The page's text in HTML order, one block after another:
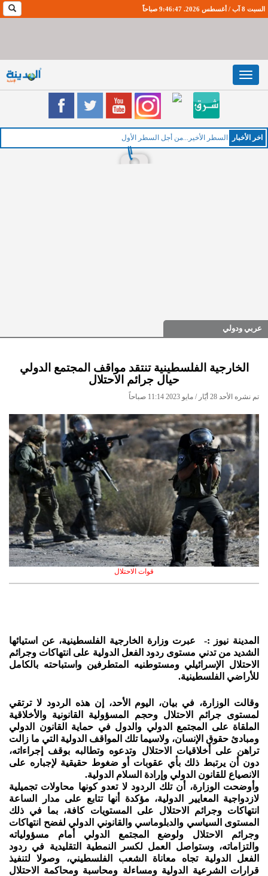
السبت 8 آب / أغسطس 2026. 9:46:48 صباحاً
Toggle
navigation
اخر اﻷخبار ال
عربي ودولي
الخارجية الفلسطينية تنتقد مواقف المجتمع الدولي
حيال جرائم الاحتلال
تم نشره الأحد 28 أيّار / مايو 2023 11:14 صباحاً
قوات الاحتلال
المدينة نيوز :- عبرت وزارة الخارجية الفلسطينية، عن استيائها
الشديد من تدني مستوى ردود الفعل الدولية على انتهاكات وجرائم
الاحتلال الإسرائيلي ومستوطنيه المتطرفين واستباحته بالكامل
للأراضي الفلسطينية.
وقالت الوزارة، في بيان، اليوم الأحد، إن هذه الردود لا ترتقي
لمستوى جرائم الاحتلال وحجم المسؤولية القانونية والأخلاقية
الملقاة على المجتمع الدولي والدول في حماية القانون الدولي
ومبادئ حقوق الإنسان، ولاسيما تلك المواقف الدولية التي ما زالت
تراهن على أخلاقيات الاحتلال وتدعوه وتطالبه بوقف إجراءاته،
دون أن يرتبط ذلك بأي عقوبات أو ضغوط حقيقية لإجباره على
الانصياع للقانون الدولي وإرادة السلام الدولية.
وأوضحت الوزارة، أن تلك الردود لا تعدو كونها محاولات تجميلية
لازدواجية المعايير الدولية، مؤكدة أنها تتابع على مدار الساعة
انتهاكات وجرائم الاحتلال على المستويات كافة، بما في ذلك
المستوى السياسي والدبلوماسي والقانوني الدولي لفضح انتهاكات
وجرائم الاحتلال ولوضع المجتمع الدولي أمام مسؤولياته
والتزاماته، وستواصل العمل لكسر النمطية التقليدية في ردود
الفعل الدولية تجاه معاناة الشعب الفلسطيني، وصولا لتنفيذ
قرارات الشرعية الدولية ومساءلة ومحاسبة ومحاكمة الاحتلال